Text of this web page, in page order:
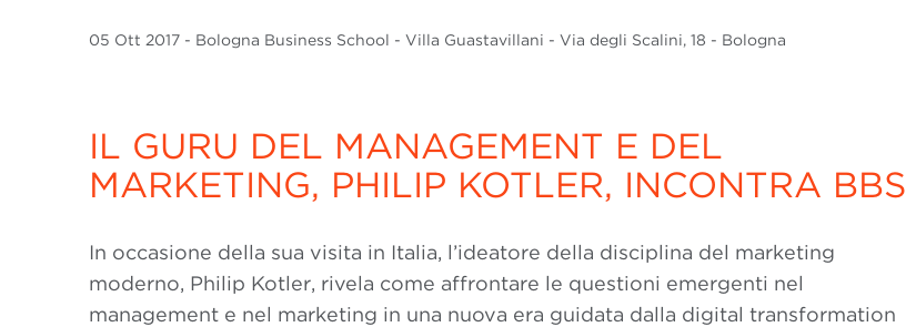
05 Ott 2017 - Bologna Business School - Villa Guastavillani - Via degli Scalini, 18 - Bologna
IL GURU DEL MANAGEMENT E DEL
MARKETING, PHILIP KOTLER, INCONTRA BBS
In occasione della sua visita in Italia, l’ideatore della disciplina del marketing
moderno, Philip Kotler, rivela come affrontare le questioni emergenti nel
management e nel marketing in una nuova era guidata dalla digital transformation